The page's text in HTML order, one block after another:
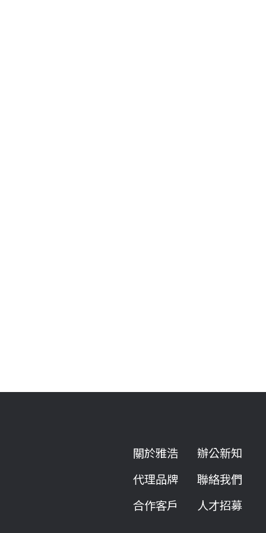
關於雅浩
代理品牌
合作客戶
辦公新知
聯絡我們
人才招募